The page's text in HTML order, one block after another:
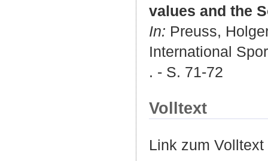
values and the
In: Preuss,
International
. - S. 71-72
Volltext
Link zum